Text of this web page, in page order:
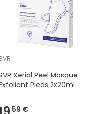
SVR
Xerial Peel Masque
Pieds 2x20ml
59 €